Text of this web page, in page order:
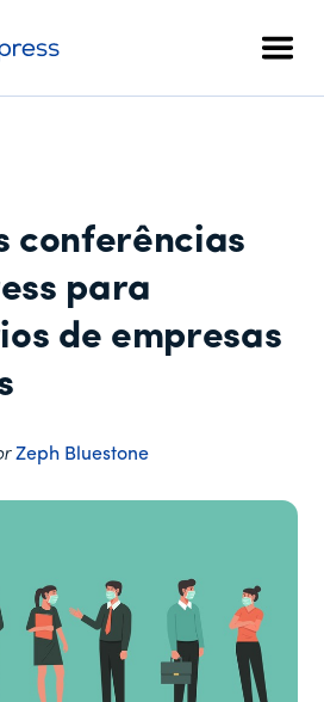
conferências
para
de empresas
Zeph Bluestone